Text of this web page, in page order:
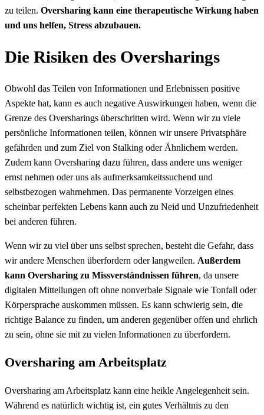
zu teilen. Oversharing kann eine therapeutische Wirkung haben
und uns helfen, Stress abzubauen.
Die Risiken des Oversharings
Obwohl das Teilen von Informationen und Erlebnissen positive
Aspekte hat, kann es auch negative Auswirkungen haben, wenn die
Grenze des Oversharings überschritten wird. Wenn wir zu viele
persönliche Informationen teilen, können wir unsere Privatsphäre
gefährden und zum Ziel von Stalking oder Ähnlichem werden.
Zudem kann Oversharing dazu führen, dass andere uns weniger
ernst nehmen oder uns als aufmerksamkeitssuchend und
selbstbezogen wahrnehmen. Das permanente Vorzeigen eines
scheinbar perfekten Lebens kann auch zu Neid und Unzufriedenheit
bei anderen führen.
Wenn wir zu viel über uns selbst sprechen, besteht die Gefahr, dass
wir andere Menschen überfordern oder langweilen. Außerdem
kann Oversharing zu Missverständnissen führen, da unsere
digitalen Mitteilungen oft ohne nonverbale Signale wie Tonfall oder
Körpersprache auskommen müssen. Es kann schwierig sein, die
richtige Balance zu finden, um anderen gegenüber offen und ehrlich
zu sein, ohne sie mit zu vielen Informationen zu überfordern.
Oversharing am Arbeitsplatz
Oversharing am Arbeitsplatz kann eine heikle Angelegenheit sein.
Während es natürlich wichtig ist, ein gutes Verhältnis zu den